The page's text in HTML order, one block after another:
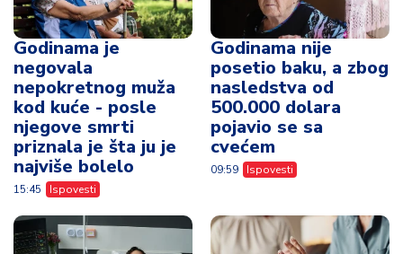
Godinama je
negovala
nepokretnog muža
kod kuće - posle
njegove smrti
priznala je šta ju je
najviše bolelo
15:45 Ispovesti
Godinama nije
posetio baku, a zbog
nasledstva od
500.000 dolara
pojavio se sa
cvećem
09:59 Ispovesti